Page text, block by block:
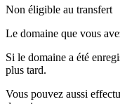
Non éligible au transfert
Le domaine que vous
Si le domaine a été
plus tard.
Vous pouvez aussi